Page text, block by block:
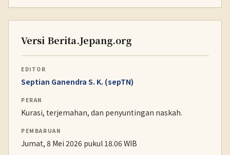
Versi Berita.Jepang.org
EDITOR
Septian Ganendra S. K. (sepTN)
PERAN
Kurasi, terjemahan, dan penyuntingan naskah.
PEMBARUAN
Jumat, 8 Mei 2026 pukul 18.06 WIB